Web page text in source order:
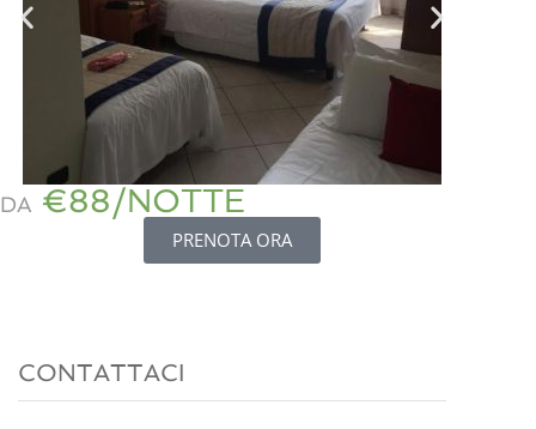
DA €88/NOTTE
PRENOTA ORA
CONTATTACI